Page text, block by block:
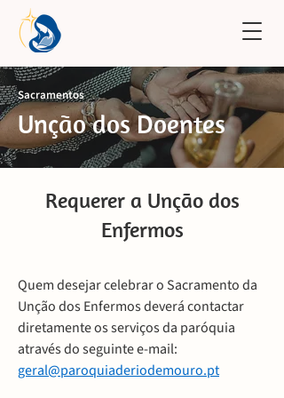
Sacramentos
Unção dos Doentes
Requerer a Unção dos
Enfermos
Quem desejar celebrar o Sacramento da
Unção dos Enfermos deverá contactar
diretamente os serviços da paróquia
através do seguinte e-mail:
geral@paroquiaderiodemouro.pt